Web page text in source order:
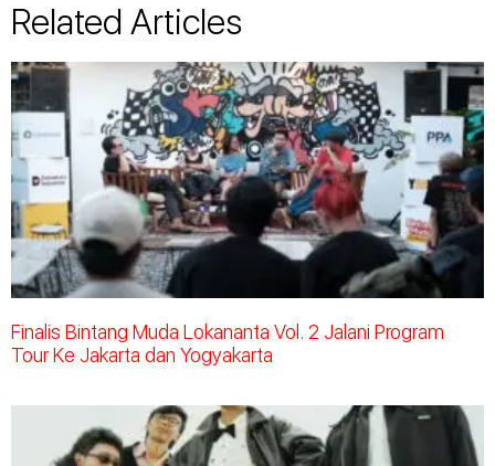
Related Articles
Finalis Bintang Muda Lokananta Vol. 2 Jalani Program
Tour Ke Jakarta dan Yogyakarta